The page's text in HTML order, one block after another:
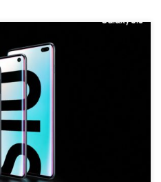
Das Samsung Galaxy S10 5G
mit Netzbetreibern, um
neuesten Flaggschiff-
Electronics kündigt neue 5G-
bereits heute die Zukunft der
[…]